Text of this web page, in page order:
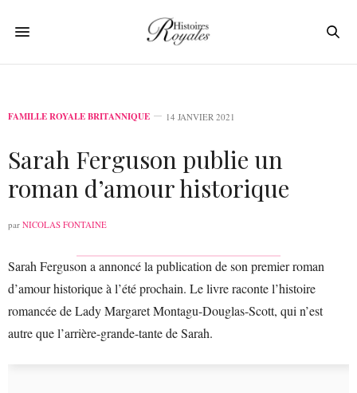
FAMILLE ROYALE BRITANNIQUE 14 JANVIER 2021
Sarah Ferguson publie un
roman d’amour historique
par NICOLAS FONTAINE
Sarah Ferguson a annoncé la publication de son premier roman
d’amour historique à l’été prochain. Le livre raconte l’histoire
romancée de Lady Margaret Montagu-Douglas-Scott, qui n’est
autre que l’arrière-grande-tante de Sarah.